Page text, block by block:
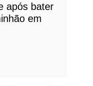
após bater
em